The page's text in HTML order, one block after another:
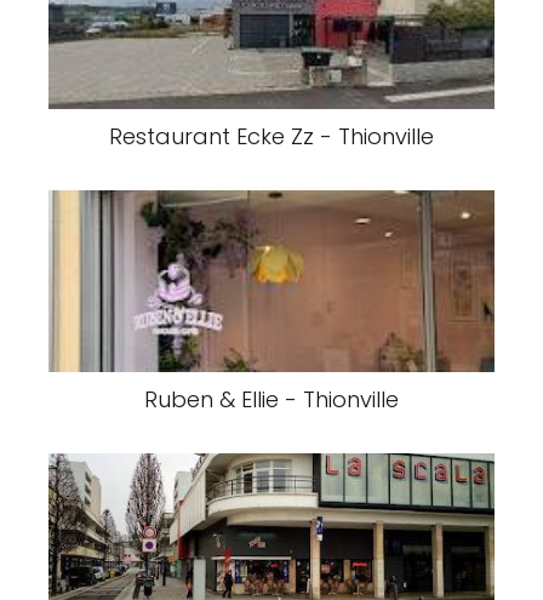
Restaurant Ecke Zz - Thionville
Ruben & Ellie - Thionville